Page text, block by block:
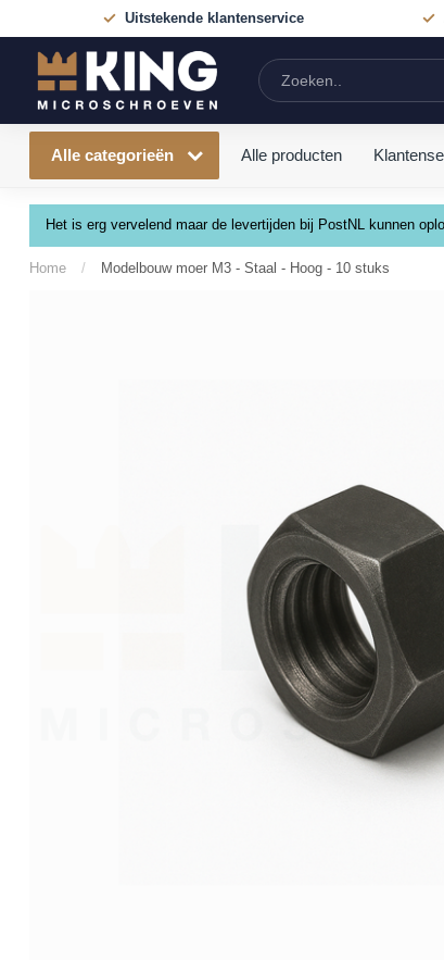
Uitstekende klantenservice
Alle categorieën Alle producten
Het is erg vervelend maar de levertijden bij PostNL kunnen
Home / Modelbouw moer M3 - Staal - Hoog - 10 stuks